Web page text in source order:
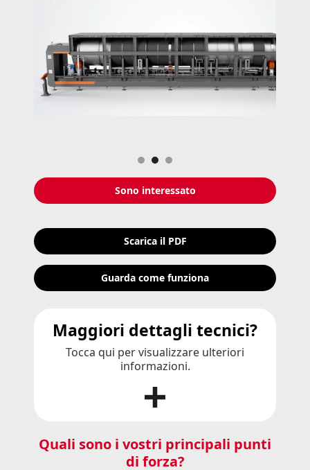
Sono interessato
Scarica il PDF
Guarda come funziona
Maggiori dettagli tecnici?
Tocca qui per visualizzare ulteriori
informazioni.
Quali sono i vostri principali punti
di forza?